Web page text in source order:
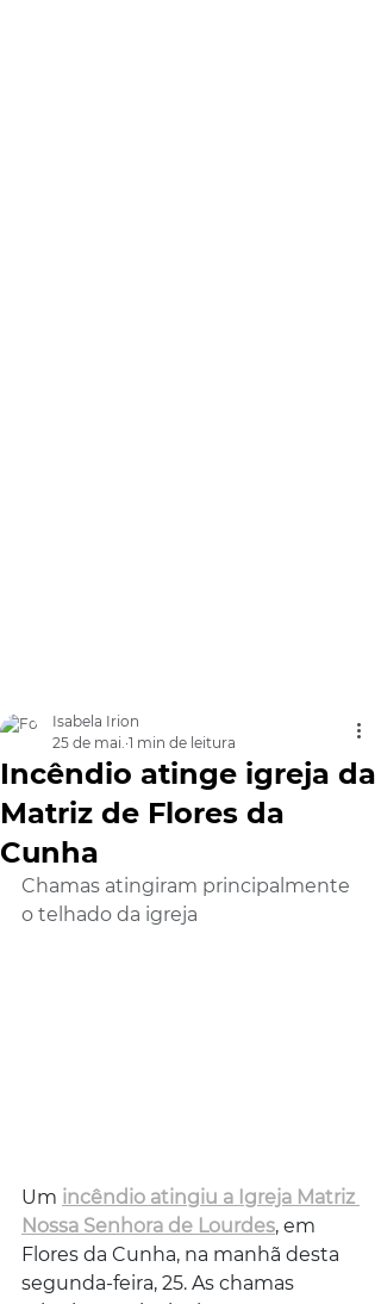
Incêndio atinge igreja da
Matriz de Flores da
Cunha
Isabela Irion
25 de mai. 1 min de leitura
Chamas atingiram principalmente
o telhado da igreja
Um incêndio atingiu a Igreja Matriz
Nossa Senhora de Lourdes, em
Flores da Cunha, na manhã desta
segunda-feira, 25. As chamas